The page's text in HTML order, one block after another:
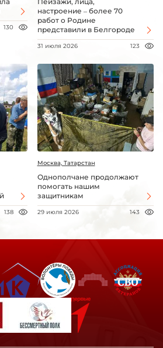
130
настроение – более 70
работ о Родине
представили в Белгороде
31 июля 2026 123
138
Москва, Татарстан
Однополчане продолжают
помогать нашим
защитникам
29 июля 2026 143